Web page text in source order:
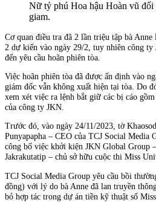
Nữ tỷ phú Hoa hậu Hoàn vũ đối
giam.
Cơ quan điều tra đã 2 lần triệu tập bà
2 dự kiến vào ngày 29/2, tuy nhiên công ty
đến yêu cầu hoãn phiên tòa.
Việc hoãn phiên tòa đã được ấn định vào
giám đốc vẫn không xuất hiện tại tòa. Do
xem xét việc ra lệnh bắt giữ các bị cáo
của công ty JKN.
Trước đó, vào ngày 24/11/2023, tờ
Punyapapha – CEO của TCJ Social Media
công bố việc khởi kiện JKN Global Group
Jakrakutatip – chủ sở hữu cuộc thi Miss
TCJ Social Media Group yêu cầu bồi
đồng) với lý do bà Anne đã lan truyền
bỏ hợp tác trong dự án tiền kỹ thuật số